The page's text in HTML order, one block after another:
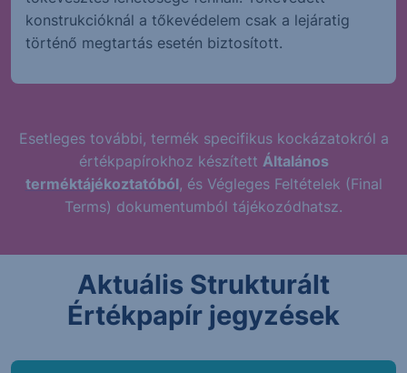
konstrukcióknál a tőkevédelem csak a lejáratig
történő megtartás esetén biztosított.
Esetleges további, termék specifikus kockázatokról a
értékpapírokhoz készített Általános
terméktájékoztatóból, és Végleges Feltételek (Final
Terms) dokumentumból tájékozódhatsz.
Aktuális Strukturált
Értékpapír jegyzések